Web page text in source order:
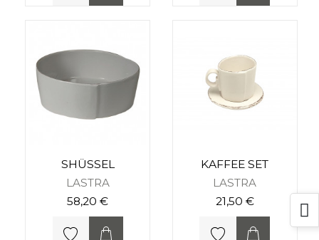
SHÜSSEL
LASTRA
58,20 €
KAFFEE SET
LASTRA
21,50 €